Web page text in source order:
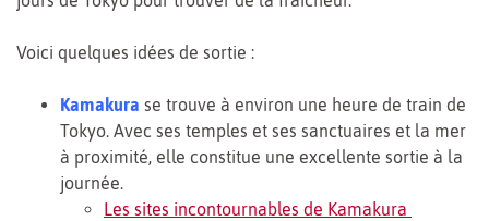
Voici quelques idées de sortie :
Kamakura se trouve à environ une heure de train de
Tokyo. Avec ses temples et ses sanctuaires et la mer
à proximité, elle constitue une excellente sortie à la
journée.
Les sites incontournables de Kamakura